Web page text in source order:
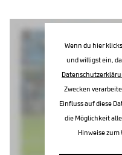
Wenn du hier
und willigst ein,
Zwecken
Einfluss auf diese
die Möglichkeit
Hinweise